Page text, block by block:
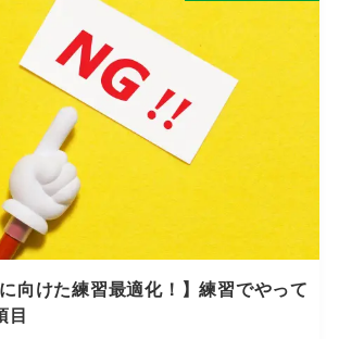
向けた練習最適化！】練習でやって
目